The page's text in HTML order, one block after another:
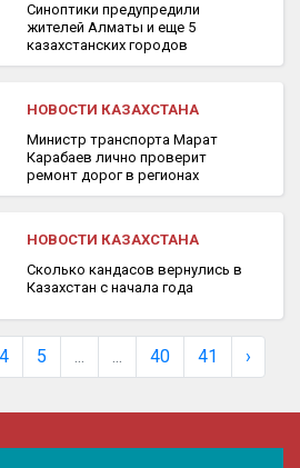
Синоптики предупредили
жителей Алматы и еще 5
казахстанских городов
НОВОСТИ КАЗАХСТАНА
Министр транспорта Марат
Карабаев лично проверит
ремонт дорог в регионах
НОВОСТИ КАЗАХСТАНА
Сколько кандасов вернулись в
Казахстан с начала года
4 5 ... ... 40 41 ›